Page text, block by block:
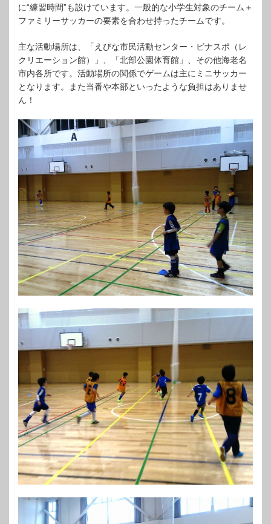
に“練習時間”も設けています。一般的な小学生対象のチーム＋
ファミリーサッカーの要素を合わせ持ったチームです。
主な活動場所は、「えびな市民活動センター・ビナスポ（レ
クリエーション館）」、「北部公園体育館」、その他海老名
市内各所です。活動場所の関係でゲームは主にミニサッカー
となります。また当番や本部といったような負担はありませ
ん！